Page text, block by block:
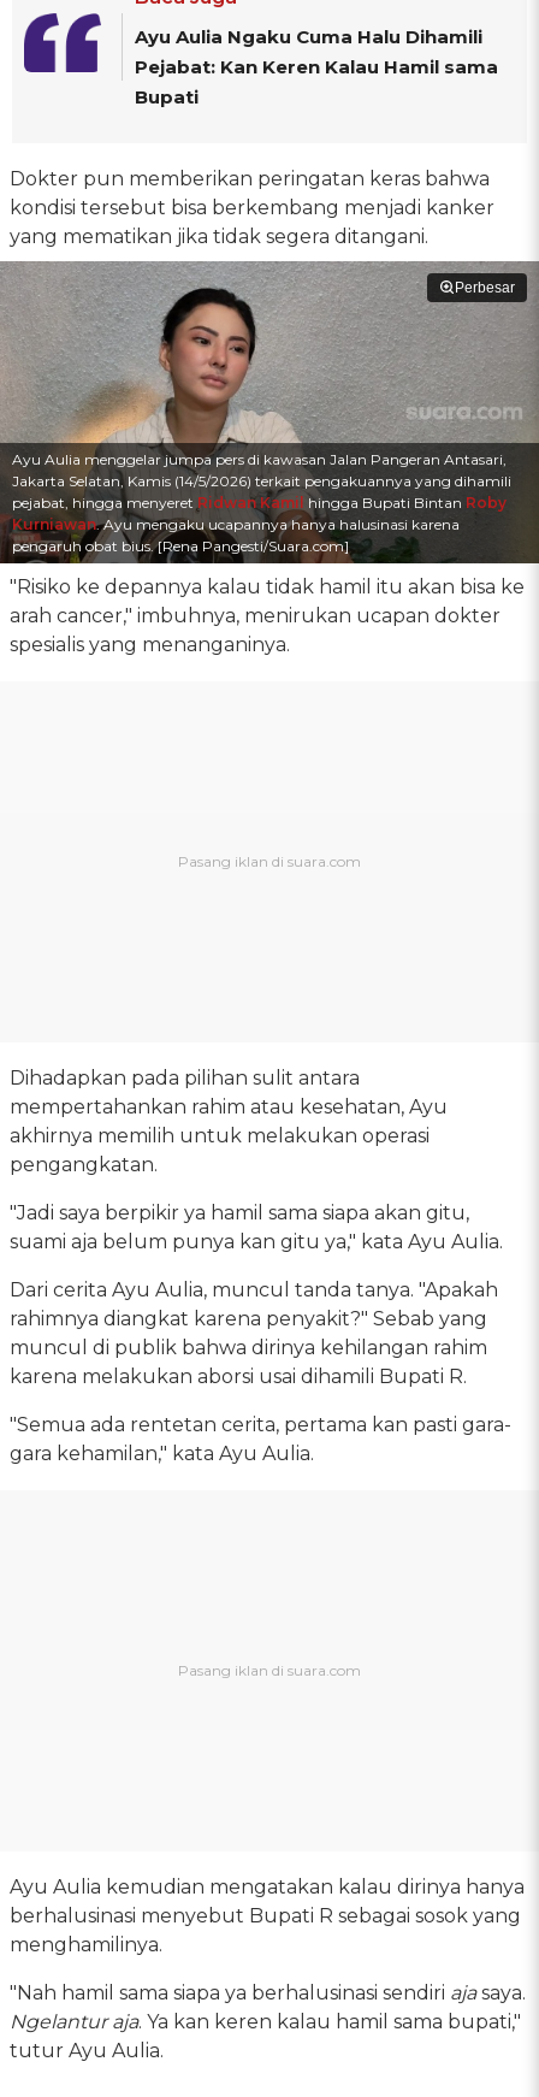
Ayu Aulia Ngaku Cuma Halu Dihamili
Pejabat: Kan Keren Kalau Hamil sama
Bupati
Dokter pun memberikan peringatan keras bahwa
kondisi tersebut bisa berkembang menjadi kanker
yang mematikan jika tidak segera ditangani.
Perbesar
Ayu Aulia menggelar jumpa pers di kawasan Jalan Pangeran Antasari,
Jakarta Selatan, Kamis (14/5/2026) terkait pengakuannya yang dihamili
pejabat, hingga menyeret Ridwan Kamil hingga Bupati Bintan Roby
Kurniawan. Ayu mengaku ucapannya hanya halusinasi karena
pengaruh obat bius. [Rena Pangesti/Suara.com]
"Risiko ke depannya kalau tidak hamil itu akan bisa ke
arah cancer," imbuhnya, menirukan ucapan dokter
spesialis yang menanganinya.
Dihadapkan pada pilihan sulit antara
mempertahankan rahim atau kesehatan, Ayu
akhirnya memilih untuk melakukan operasi
pengangkatan.
"Jadi saya berpikir ya hamil sama siapa akan gitu,
suami aja belum punya kan gitu ya," kata Ayu Aulia.
Dari cerita Ayu Aulia, muncul tanda tanya. "Apakah
rahimnya diangkat karena penyakit?" Sebab yang
muncul di publik bahwa dirinya kehilangan rahim
karena melakukan aborsi usai dihamili Bupati R.
"Semua ada rentetan cerita, pertama kan pasti gara-
gara kehamilan," kata Ayu Aulia.
Ayu Aulia kemudian mengatakan kalau dirinya hanya
berhalusinasi menyebut Bupati R sebagai sosok yang
menghamilinya.
"Nah hamil sama siapa ya berhalusinasi sendiri ajasaya.
Ngelantur aja. Ya kan keren kalau hamil sama bupati,"
tutur Ayu Aulia.